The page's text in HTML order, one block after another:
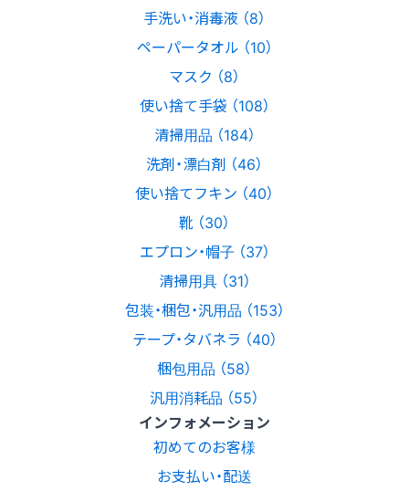
手洗い・消毒液 （8）
ペーパータオル （10）
マスク （8）
使い捨て手袋 （108）
清掃用品 （184）
洗剤・漂白剤 （46）
使い捨てフキン （40）
靴 （30）
エプロン・帽子 （37）
清掃用具 （31）
包装・梱包・汎用品 （153）
テープ・タバネラ （40）
梱包用品 （58）
汎用消耗品 （55）
インフォメーション
初めてのお客様
お支払い・配送